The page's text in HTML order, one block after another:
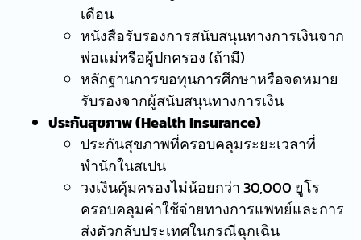
เดือน
หนังสือรับรองการสนับสนุนทางการเงินจาก
พ่อแม่หรือผู้ปกครอง (ถ้ามี)
หลักฐานการขอทุนการศึกษาหรือจดหมาย
รับรองจากผู้สนับสนุนทางการเงิน
ประกันสุขภาพ (Health Insurance)
ประกันสุขภาพที่ครอบคลุมระยะเวลาที่
พำนักในสเปน
วงเงินคุ้มครองไม่น้อยกว่า 30,000 ยูโร
ครอบคลุมค่าใช้จ่ายทางการแพทย์และการ
ส่งตัวกลับประเทศในกรณีฉุกเฉิน